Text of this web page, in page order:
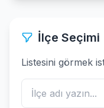
İlçe Seçimi
Listesini görmek